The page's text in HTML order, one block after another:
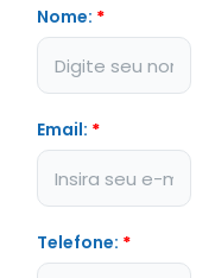
Nome: *
Email: *
Telefone: *